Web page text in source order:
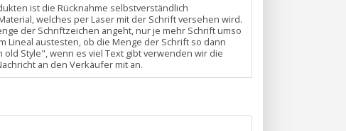
ist die Rücknahme selbstverständlich
welches per Laser mit der Schrift versehen wird.
der Schriftzeichen angeht, nur je mehr Schrift umso
Lineal austesten, ob die Menge der Schrift so dann
Style", wenn es viel Text gibt verwenden wir die
an den Verkäufer mit an.